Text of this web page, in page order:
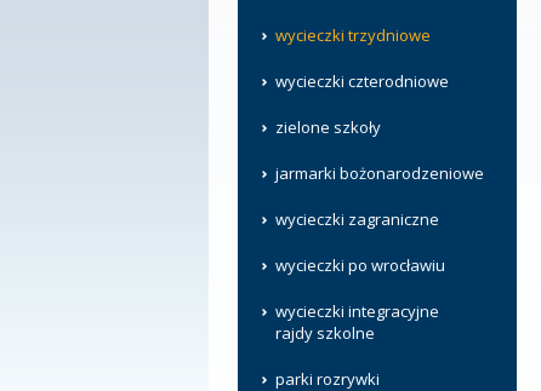
wycieczki trzydniowe
wycieczki czterodniowe
zielone szkoły
jarmarki bożonarodzeniowe
wycieczki zagraniczne
wycieczki po wrocławiu
wycieczki integracyjne
rajdy szkolne
parki rozrywki